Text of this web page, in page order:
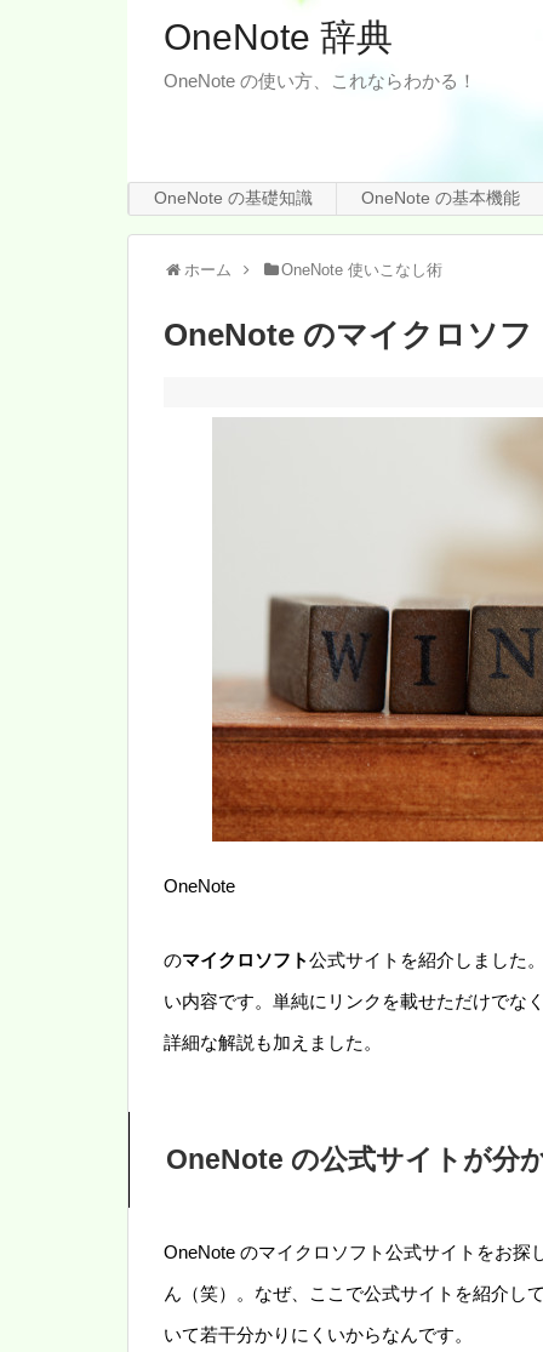
OneNote 辞典
OneNote の使い方、これならわかる！
OneNote の基礎知識 OneNote の基本機能
ホーム OneNote 使いこなし術
OneNote のマイクロソ
OneNote
のマイクロソフト公式サイトを紹介しました
い内容です。単純にリンクを載せただけでな
詳細な解説も加えました。
OneNote の公式サイトが分
OneNote のマイクロソフト公式サイトをお
ん（笑）。なぜ、ここで公式サイトを紹介し
いて若干分かりにくいからなんです。